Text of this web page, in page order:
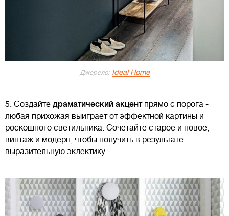
Джерело: Ideal Home
5. Создайте драматический акцентпрямо с порога -
любая прихожая выиграет от эффектной картины и
роскошного светильника. Сочетайте старое и новое,
винтаж и модерн, чтобы получить в результате
выразительную эклектику.